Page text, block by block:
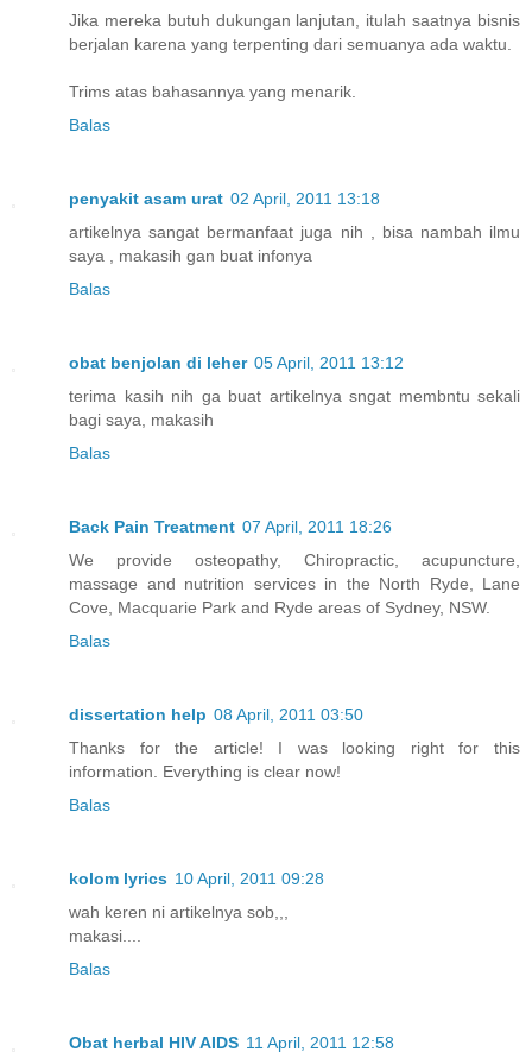
Jika mereka butuh dukungan lanjutan, itulah saatnya bisnis
berjalan karena yang terpenting dari semuanya ada waktu.
Trims atas bahasannya yang menarik.
Balas
penyakit asam urat 02 April, 2011 13:18
artikelnya sangat bermanfaat juga nih , bisa nambah ilmu
saya , makasih gan buat infonya
Balas
obat benjolan di leher 05 April, 2011 13:12
terima kasih nih ga buat artikelnya sngat membntu sekali
bagi saya, makasih
Balas
Back Pain Treatment 07 April, 2011 18:26
We provide osteopathy, Chiropractic, acupuncture,
massage and nutrition services in the North Ryde, Lane
Cove, Macquarie Park and Ryde areas of Sydney, NSW.
Balas
dissertation help 08 April, 2011 03:50
Thanks for the article! I was looking right for this
information. Everything is clear now!
Balas
kolom lyrics 10 April, 2011 09:28
wah keren ni artikelnya sob,,,
makasi....
Balas
Obat herbal HIV AIDS 11 April, 2011 12:58